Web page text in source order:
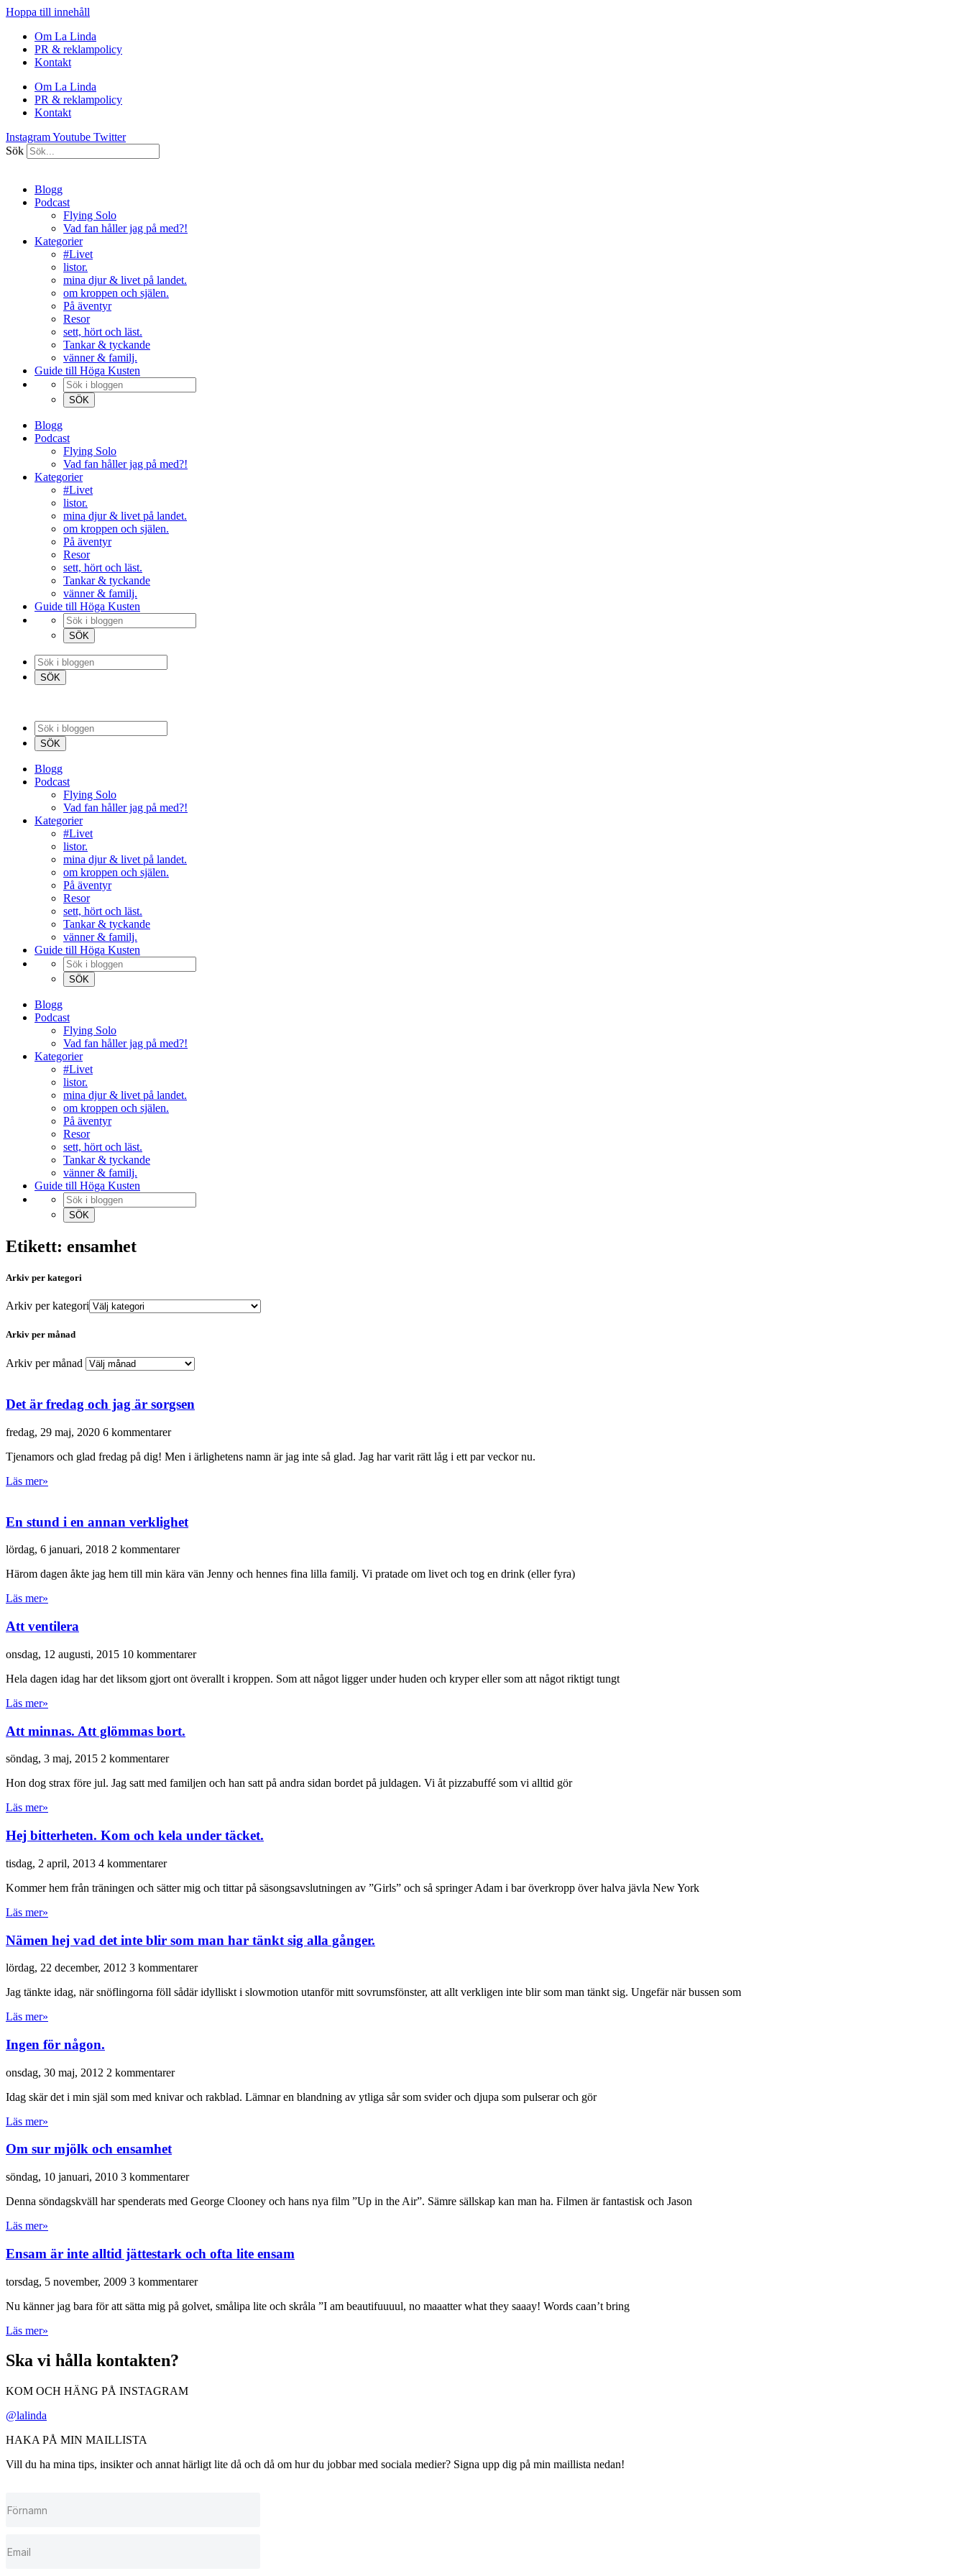
Hoppa till innehåll
Om La Linda
PR & reklampolicy
Kontakt
Om La Linda
PR & reklampolicy
Kontakt
InstagramYoutube Twitter
Sök
Blogg
Podcast
Flying Solo
Vad fan håller jag på med?!
Kategorier
#Livet
listor.
mina djur & livet på landet.
om kroppen och själen.
På äventyr
Resor
sett, hört och läst.
Tankar & tyckande
vänner & familj.
Guide till Höga Kusten
Blogg
Podcast
Flying Solo
Vad fan håller jag på med?!
Kategorier
#Livet
listor.
mina djur & livet på landet.
om kroppen och själen.
På äventyr
Resor
sett, hört och läst.
Tankar & tyckande
vänner & familj.
Guide till Höga Kusten
Blogg
Podcast
Flying Solo
Vad fan håller jag på med?!
Kategorier
#Livet
listor.
mina djur & livet på landet.
om kroppen och själen.
På äventyr
Resor
sett, hört och läst.
Tankar & tyckande
vänner & familj.
Guide till Höga Kusten
Blogg
Podcast
Flying Solo
Vad fan håller jag på med?!
Kategorier
#Livet
listor.
mina djur & livet på landet.
om kroppen och själen.
På äventyr
Resor
sett, hört och läst.
Tankar & tyckande
vänner & familj.
Guide till Höga Kusten
Etikett: ensamhet
Arkiv per kategori
Arkiv per kategori
Arkiv per månad
Arkiv per månad
Det är fredag och jag är sorgsen
fredag, 29 maj, 2020 6 kommentarer
Tjenamors och glad fredag på dig! Men i ärlighetens namn är jag inte så glad. Jag har varit rätt låg i ett par veckor nu.
Läs mer»
En stund i en annan verklighet
lördag, 6 januari, 2018 2 kommentarer
Härom dagen åkte jag hem till min kära vän Jenny och hennes fina lilla familj. Vi pratade om livet och tog en drink (eller fyra)
Läs mer»
Att ventilera
onsdag, 12 augusti, 2015 10 kommentarer
Hela dagen idag har det liksom gjort ont överallt i kroppen. Som att något ligger under huden och kryper eller som att något riktigt tungt
Läs mer»
Att minnas. Att glömmas bort.
söndag, 3 maj, 2015 2 kommentarer
Hon dog strax före jul. Jag satt med familjen och han satt på andra sidan bordet på juldagen. Vi åt pizzabuffé som vi alltid gör
Läs mer»
Hej bitterheten. Kom och kela under täcket.
tisdag, 2 april, 2013 4 kommentarer
Kommer hem från träningen och sätter mig och tittar på säsongsavslutningen av ”Girls” och så springer Adam i bar överkropp över halva jävla New York
Läs mer»
Nämen hej vad det inte blir som man har tänkt sig alla gånger.
lördag, 22 december, 2012 3 kommentarer
Jag tänkte idag, när snöflingorna föll sådär idylliskt i slowmotion utanför mitt sovrumsfönster, att allt verkligen inte blir som man tänkt sig. Ungefär när bussen som
Läs mer»
Ingen för någon.
onsdag, 30 maj, 2012 2 kommentarer
Idag skär det i min själ som med knivar och rakblad. Lämnar en blandning av ytliga sår som svider och djupa som pulserar och gör
Läs mer»
Om sur mjölk och ensamhet
söndag, 10 januari, 2010 3 kommentarer
Denna söndagskväll har spenderats med George Clooney och hans nya film ”Up in the Air”. Sämre sällskap kan man ha. Filmen är fantastisk och Jason
Läs mer»
Ensam är inte alltid jättestark och ofta lite ensam
torsdag, 5 november, 2009 3 kommentarer
Nu känner jag bara för att sätta mig på golvet, smålipa lite och skråla ”I am beautifuuuul, no maaatter what they saaay! Words caan’t bring
Läs mer»
Ska vi hålla kontakten?
KOM OCH HÄNG PÅ INSTAGRAM
@lalinda
HAKA PÅ MIN MAILLISTA
Vill du ha mina tips, insikter och annat härligt lite då och då om hur du jobbar med sociala medier? Signa upp dig på min maillista nedan!